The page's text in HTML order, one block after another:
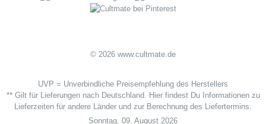
© 2026 www.cultmate.de
UVP = Unverbindliche Preisempfehlung des Herstellers
** Gilt für Lieferungen nach Deutschland. Hierfindest Du Informationen zu
Lieferzeiten für andere Länder und zur Berechnung des Liefertermins.
Sonntag, 09. August 2026